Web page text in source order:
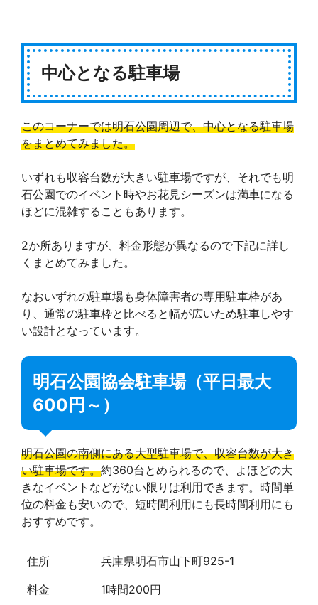
中心となる駐車場
このコーナーでは明石公園周辺で、中心となる駐車場
をまとめてみました。
いずれも収容台数が大きい駐車場ですが、それでも明
石公園でのイベント時やお花見シーズンは満車になる
ほどに混雑することもあります。
2か所ありますが、料金形態が異なるので下記に詳し
くまとめてみました。
なおいずれの駐車場も身体障害者の専用駐車枠があ
り、通常の駐車枠と比べると幅が広いため駐車しやす
い設計となっています。
明石公園協会駐車場（平日最大
600円～）
明石公園の南側にある大型駐車場で、収容台数が大き
い駐車場です。約360台とめられるので、よほどの大
きなイベントなどがない限りは利用できます。時間単
位の料金も安いので、短時間利用にも長時間利用にも
おすすめです。
住所
兵庫県明石市山下町925-1
料金
1時間200円